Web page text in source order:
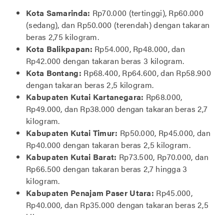
Kota Samarinda: Rp70.000 (tertinggi), Rp60.000
(sedang), dan Rp50.000 (terendah) dengan takaran
beras 2,75 kilogram.
Kota Balikpapan: Rp54.000, Rp48.000, dan
Rp42.000 dengan takaran beras 3 kilogram.
Kota Bontang: Rp68.400, Rp64.600, dan Rp58.900
dengan takaran beras 2,5 kilogram.
Kabupaten Kutai Kartanegara: Rp68.000,
Rp49.000, dan Rp38.000 dengan takaran beras 2,7
kilogram.
Kabupaten Kutai Timur: Rp50.000, Rp45.000, dan
Rp40.000 dengan takaran beras 2,5 kilogram.
Kabupaten Kutai Barat: Rp73.500, Rp70.000, dan
Rp66.500 dengan takaran beras 2,7 hingga 3
kilogram.
Kabupaten Penajam Paser Utara: Rp45.000,
Rp40.000, dan Rp35.000 dengan takaran beras 2,5